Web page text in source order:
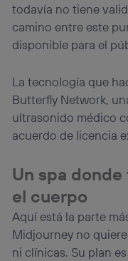
todavía no tiene
camino entre este
disponible para el
La tecnología que
Butterfly Network,
ultrasonido médico
acuerdo de licencia
Un spa
el cuerpo
Aquí está la parte
Midjourney no
ni clínicas. Su plan